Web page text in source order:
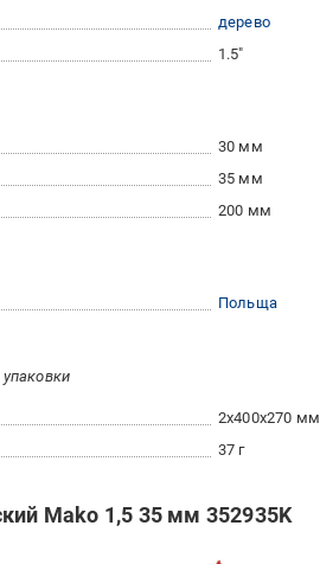
дерево
1.5"
30 мм
35 мм
200 мм
Польща
2x400x270 мм
37 г
Mako 1,5 35 мм 352935K